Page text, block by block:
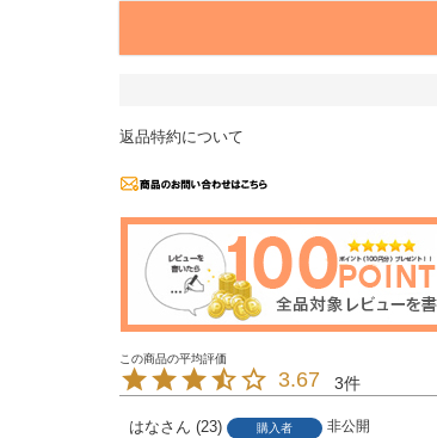
返品特約について
3.67 3
はな 23 購入者
非公開